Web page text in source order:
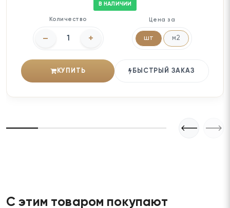
В НАЛИЧИИ
Количество
– +
Цена за
шт м2
КУПИТЬ БЫСТРЫЙ ЗАКАЗ
С этим товаром покупают